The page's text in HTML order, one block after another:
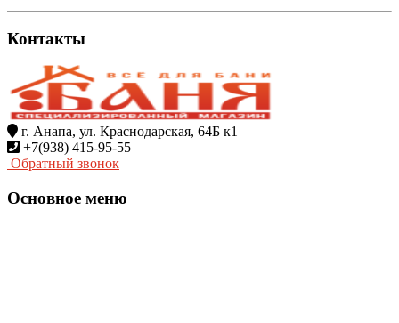
Контакты
г. Анапа, ул. Краснодарская, 64Б к1
+7(938) 415-95-55
Обратный звонок
Основное меню